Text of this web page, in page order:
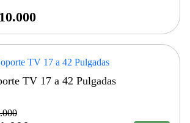
TV 17 a 42 Pulgadas